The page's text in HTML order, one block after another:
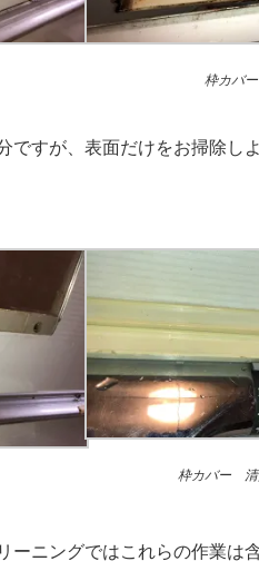
枠カバー
ですが、表面だけをお掃除し
枠カバー 清
ーニングではこれらの作業は